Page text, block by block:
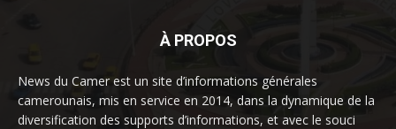
À PROPOS
News du Camer est un site d’informations générales
camerounais, mis en service en 2014, dans la dynamique de la
diversification des supports d’informations, et avec le souci